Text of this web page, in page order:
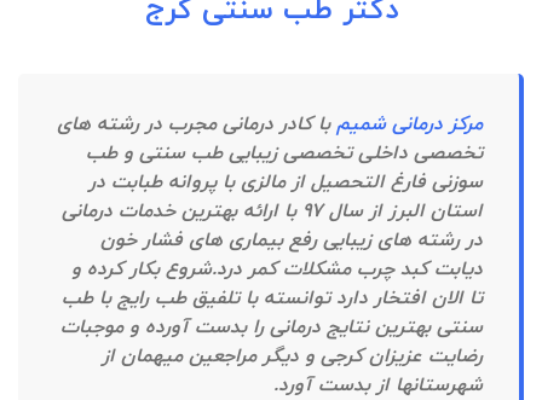
دکتر طب سنتی کرج
مرکز درمانی شمیمبا کادر درمانی مجرب در رشته های
تخصصی داخلی تخصصی زیبایی طب سنتی و طب
سوزنی فارغ التحصیل از مالزی با پروانه طبابت در
استان البرز از سال ۹۷ با ارائه بهترین خدمات درمانی
در رشته‌ های زیبایی رفع بیماری های فشار خون
دیابت کبد چرب مشکلات کمر درد.شروع بکار کرده و
تا الان افتخار دارد توانسته با تلفیق طب رایج با طب
سنتی بهترین نتایج درمانی را بدست آورده و موجبات
رضایت عزیزان کرجی و دیگر مراجعین میهمان از
شهرستانها از بدست آورد.